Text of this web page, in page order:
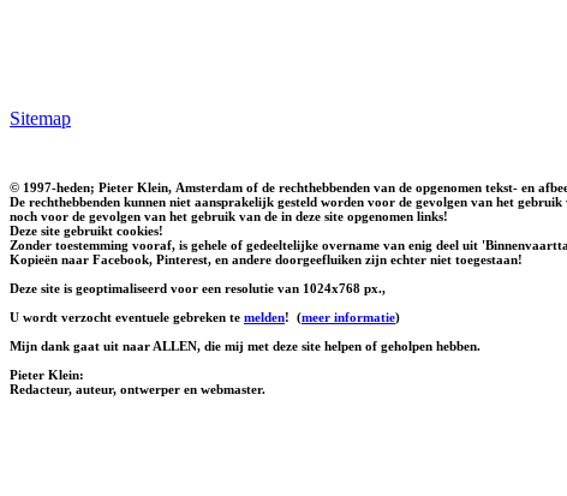
Sitemap
© 1997-heden; Pieter Klein, Amsterdam of de rechthebbenden van de opgenomen tekst- en
De rechthebbenden kunnen niet aansprakelijk gesteld worden voor de gevolgen van het gebruik
noch voor de gevolgen van het gebruik van de in deze site opgenomen links!
Deze site gebruikt cookies!
Zonder toestemming vooraf, is gehele of gedeeltelijke overname van enig deel uit
Kopieën naar Facebook, Pinterest, en andere doorgeefluiken zijn echter niet toegestaan!
Deze site is geoptimaliseerd voor een resolutie van 1024x768 px.,
U wordt verzocht eventuele gebreken te melden! (meer informatie)
Mijn dank gaat uit naar ALLEN, die mij met deze site helpen of geholpen hebben.
Pieter Klein:
Redacteur, auteur, ontwerper en webmaster.